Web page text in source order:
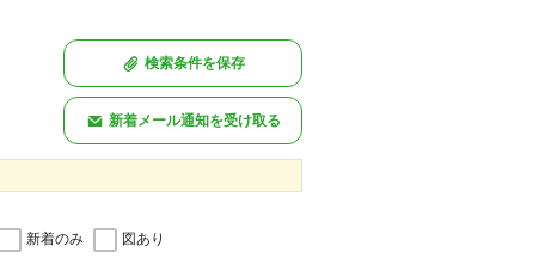
検索条件を保存
新着メール通知を受け取る
新着のみ 図あり